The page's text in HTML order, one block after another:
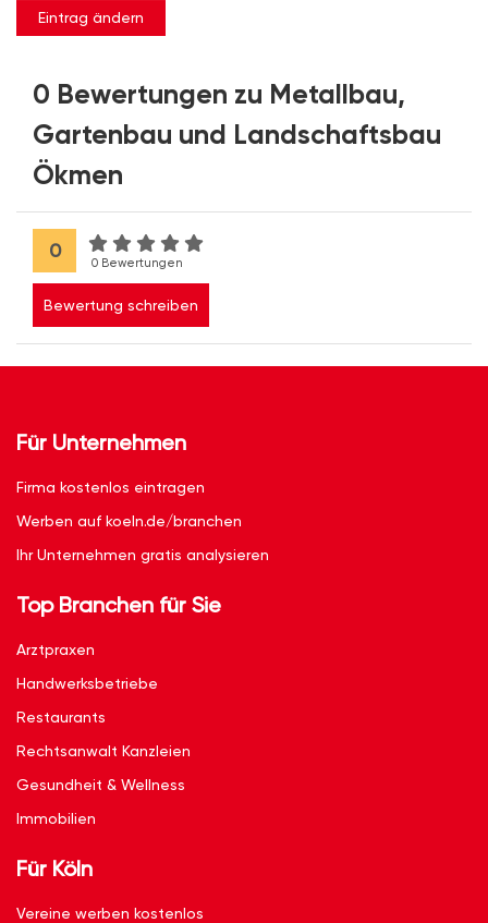
Eintrag ändern
0 Bewertungen zu Metallbau,
Gartenbau und Landschaftsbau
Ökmen
0
0 Bewertungen
Bewertung schreiben
Für Unternehmen
Firma kostenlos eintragen
Werben auf koeln.de/branchen
Ihr Unternehmen gratis analysieren
Top Branchen für Sie
Arztpraxen
Handwerksbetriebe
Restaurants
Rechtsanwalt Kanzleien
Gesundheit & Wellness
Immobilien
Für Köln
Vereine werben kostenlos